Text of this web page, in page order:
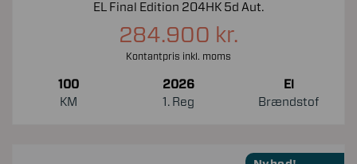
EL Final Edition 204HK 5d Aut.
284.900 kr.
Kontantpris inkl. moms
100
KM
2026
1. Reg
El
Brændstof